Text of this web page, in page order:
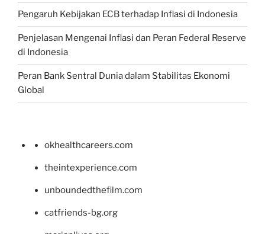
Pengaruh Kebijakan ECB terhadap Inflasi di Indonesia
Penjelasan Mengenai Inflasi dan Peran Federal Reserve
di Indonesia
Peran Bank Sentral Dunia dalam Stabilitas Ekonomi
Global
okhealthcareers.com
theintexperience.com
unboundedthefilm.com
catfriends-bg.org